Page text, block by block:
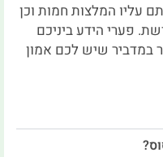
עליו המלצות חמות וכן
פערי הידע ביניכם
במדביר שיש לכם אמון